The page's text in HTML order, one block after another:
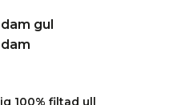
100% filtad ull